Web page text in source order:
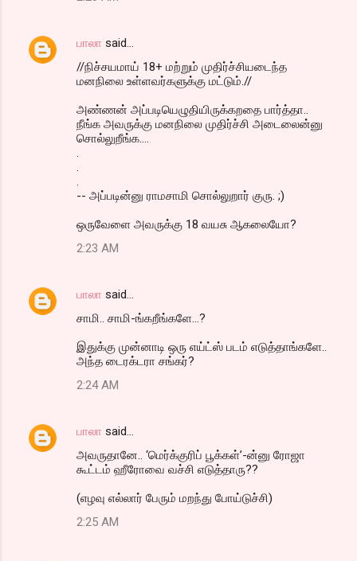
பாலா said…
//நிச்சயமாய் 18+ மற்றும் முதிர்ச்சியடைந்த
மனநிலை உள்ளவர்களுக்கு மட்டும்.//
அண்ணன் அப்படியெழுதியிருக்கறதை பார்த்தா..
நீங்க அவருக்கு மனநிலை முதிர்ச்சி அடைலைன்னு
சொல்லுறீங்க....
.
.
.
-- அப்படின்னு ராமசாமி சொல்லுறார் குரு. ;)
ஒருவேளை அவருக்கு 18 வயசு ஆகலையோ?
2:23 AM
பாலா said…
சாமி.. சாமி-ங்கறீங்களே...?
இதுக்கு முன்னாடி ஒரு எய்ட்ஸ் படம் எடுத்தாங்களே..
அந்த டைரக்டரா சங்கர்?
2:24 AM
பாலா said…
அவருதானே.. ‘மெர்க்குரிப் பூக்கள்’-ன்னு ரோஜா
கூட்டம் ஹீரோவை வச்சி எடுத்தாரு??
(எழவு எல்லார் பேரும் மறந்து போய்டுச்சி)
2:25 AM